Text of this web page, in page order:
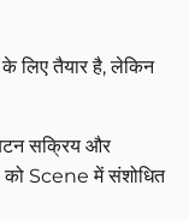
के लिए तैयार है, लेकिन
सक्रिय और
को Scene में संशोधित